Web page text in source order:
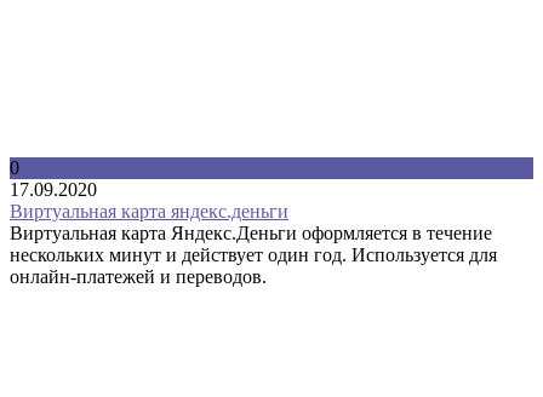
0
17.09.2020
Виртуальная карта яндекс.деньги
Виртуальная карта Яндекс.Деньги оформляется в течение
нескольких минут и действует один год. Используется для
онлайн-платежей и переводов.